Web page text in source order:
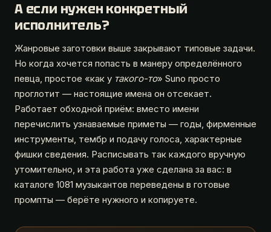
А если нужен конкретный
исполнитель?
Жанровые заготовки выше закрывают типовые задачи.
Но когда хочется попасть в манеру определённого
певца, простое «как у такого-то» Suno просто
проглотит — настоящие имена он отсекает.
Работает обходной приём: вместо имени
перечислить узнаваемые приметы — годы, фирменные
инструменты, тембр и подачу голоса, характерные
фишки сведения. Расписывать так каждого вручную
утомительно, и эта работа уже сделана за вас: в
каталоге 1081 музыкантов переведены в готовые
промпты — берёте нужного и копируете.